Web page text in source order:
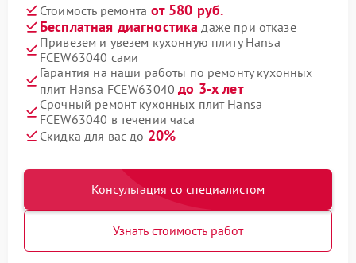
Стоимость ремонта от 580 руб.
Бесплатная диагностика даже при отказе
Привезем и увезем кухонную плиту Hansa
FCEW63040 сами
Гарантия на наши работы по ремонту кухонных
плит Hansa FCEW63040до 3-х лет
Срочный ремонт кухонных плит Hansa
FCEW63040 в течении часа
Скидка для вас до 20%
Консультация со специалистом
Узнать стоимость работ